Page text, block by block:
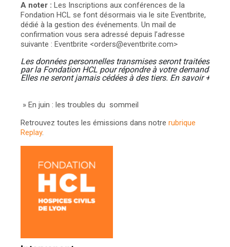
A noter : Les Inscriptions aux conférences de la
Fondation HCL se font désormais via le site Eventbrite,
dédié à la gestion des événements. Un mail de
confirmation vous sera adressé depuis l’adresse
suivante : Eventbrite <orders@eventbrite.com>
Les données personnelles transmises seront traitées
par la Fondation HCL pour répondre à votre demande.
Elles ne seront jamais cédées à des tiers. En savoir +
» En juin : les troubles du sommeil
Retrouvez toutes les émissions dans notre rubrique
Replay.